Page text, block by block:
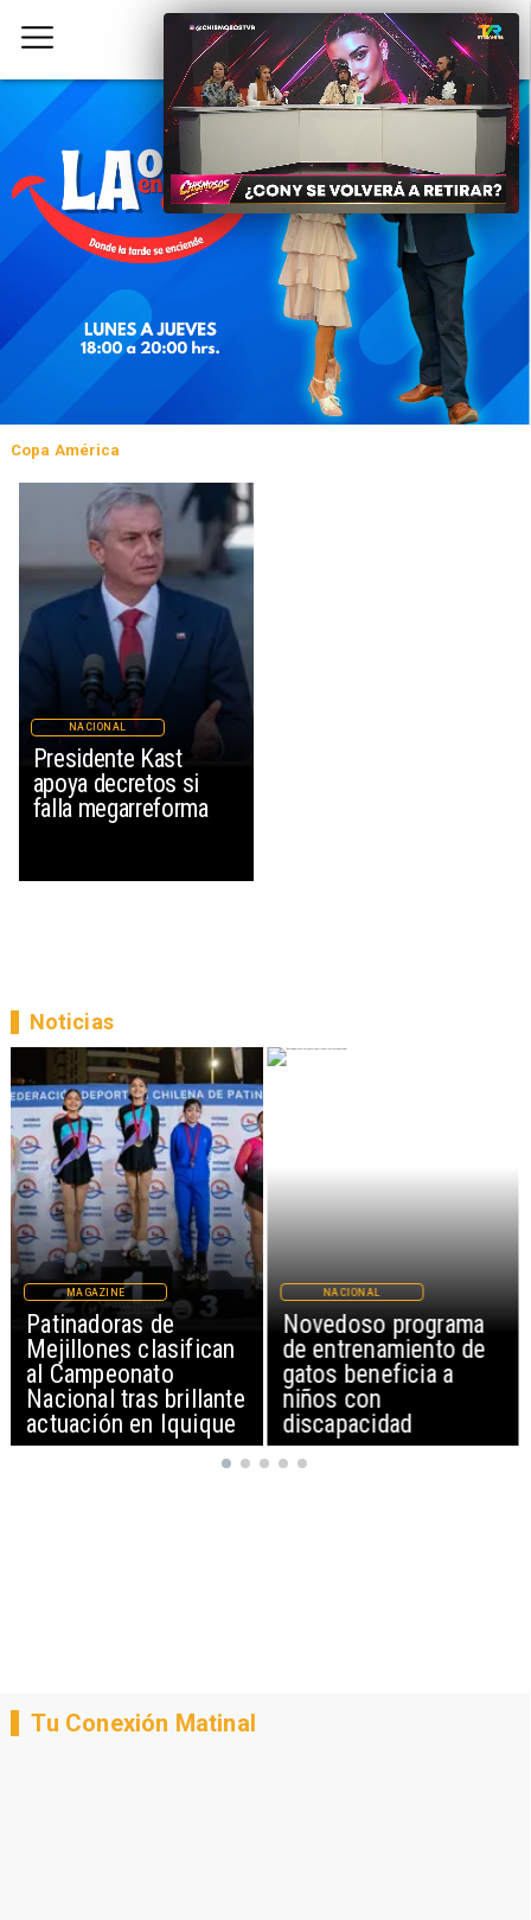
Copa América
Presidente Kast
apoya decretos si
falla megarreforma
NACIONAL
Patinadoras de
Mejillones clasifican
al Campeonato
Nacional tras brillante
actuación en Iquique
MAGAZINE
Novedoso programa
de entrenamiento de
gatos beneficia a
niños con
discapacidad
NACIONAL
Noticias
Tu Conexión Matinal